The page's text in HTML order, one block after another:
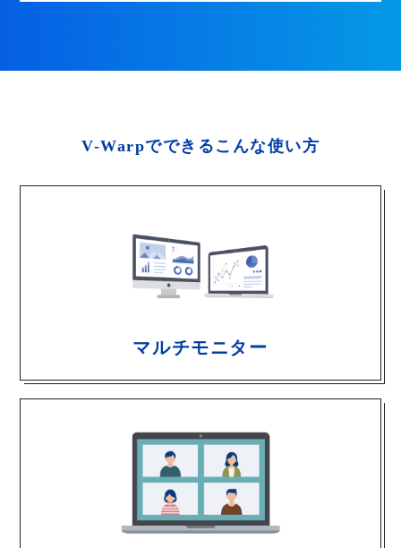
V-Warpでできるこんな使い方
マルチモニター